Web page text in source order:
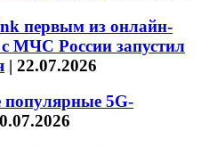
первым из онлайн-
с МЧС России запустил
| 22.07.2026
5G-